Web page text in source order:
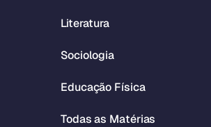
Literatura
Sociologia
Educação Física
Todas as Matérias